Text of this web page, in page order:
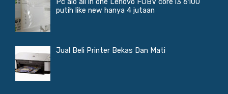
putih like new hanya 4 jutaan
Jual Beli Printer Bekas Dan Mati